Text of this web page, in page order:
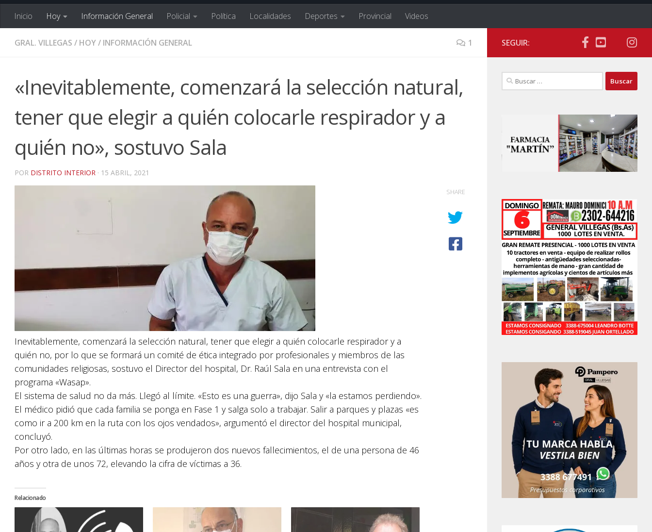
Inicio Hoy Información General Policial Política Localidades Deportes Provincial Videos
GRAL. VILLEGAS / HOY/ INFORMACIÓN GENERAL 1
«Inevitablemente, comenzará la selección natural,
tener que elegir a quién colocarle respirador y a
quién no», sostuvo Sala
POR DISTRITO INTERIOR · 15 ABRIL, 2021
Inevitablemente, comenzará la selección natural, tener que elegir a quién colocarle respirador y a
quién no, por lo que se formará un comité de ética integrado por profesionales y miembros de las
comunidades religiosas, sostuvo el Director del hospital, Dr. Raúl Sala en una entrevista con el
programa «Wasap».
El sistema de salud no da más. Llegó al límite. «Esto es una guerra», dijo Sala y «la estamos perdiendo».
El médico pidió que cada familia se ponga en Fase 1 y salga solo a trabajar. Salir a parques y plazas «es
como ir a 200 km en la ruta con los ojos vendados», argumentó el director del hospital municipal,
concluyó.
Por otro lado, en las últimas horas se produjeron dos nuevos fallecimientos, el de una persona de 46
años y otra de unos 72, elevando la cifra de víctimas a 36.
Relacionado
SHARE
SEGUIR:
Buscar: